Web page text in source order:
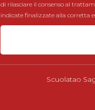
di rilasciare il consenso al
indicate finalizzate alla corretta
Scuolatao